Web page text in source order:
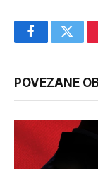
Facebook
POVEZANE